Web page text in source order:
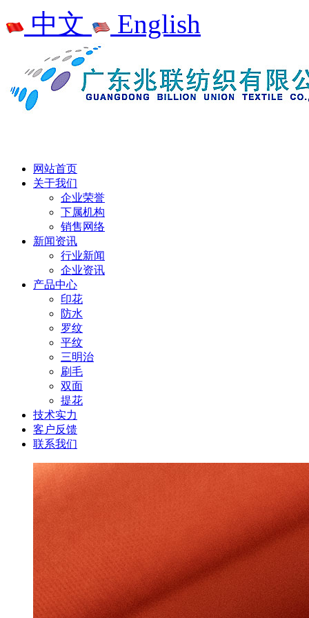
中文 English
网站首页
关于我们
企业荣誉
下属机构
销售网络
新闻资讯
行业新闻
企业资讯
产品中心
印花
防水
罗纹
平纹
三明治
刷毛
双面
提花
技术实力
客户反馈
联系我们